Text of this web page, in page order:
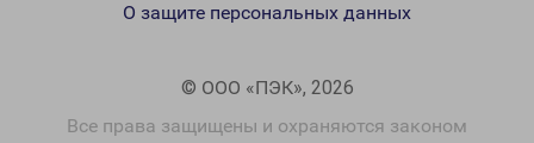
© ООО «ПЭК», 2026
Все права защищены и охраняются законом
О защите персональных данных